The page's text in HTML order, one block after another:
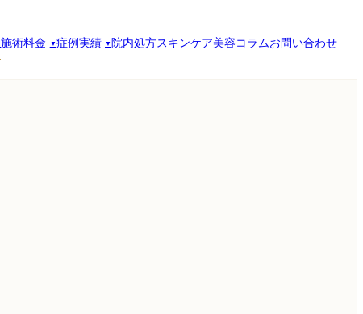
施術料金 症例実績 院内処方スキンケア美容コラムお問い合わせ